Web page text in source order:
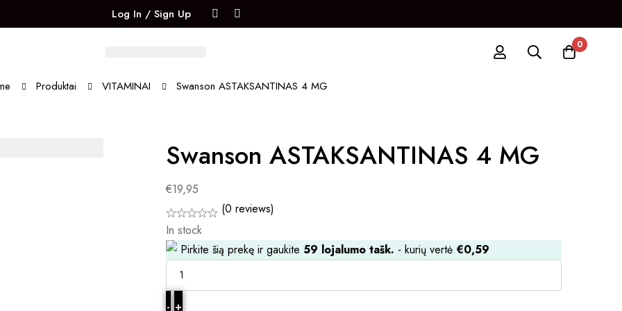
Log In / Sign Up
0
Produktai VITAMINAI Swanson ASTAKSANTINAS 4 MG
Swanson ASTAKSANTINAS 4 MG
€19,95
(0 reviews)
In stock
Pirkite šią prekę ir gaukite 59 lojalumo tašk. - kurių vertė €0,59
- +